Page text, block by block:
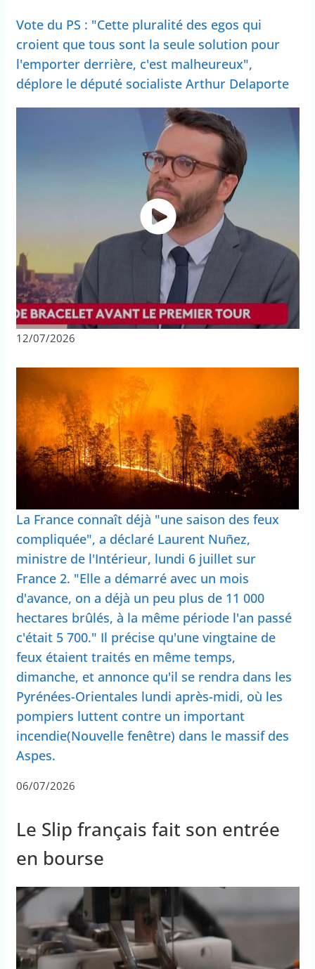
Vote du PS : "Cette pluralité des egos qui
croient que tous sont la seule solution pour
l'emporter derrière, c'est malheureux",
déplore le député socialiste Arthur Delaporte
12/07/2026
La France connaît déjà "une saison des feux
compliquée", a déclaré Laurent Nuñez,
ministre de l'Intérieur, lundi 6 juillet sur
France 2. "Elle a démarré avec un mois
d'avance, on a déjà un peu plus de 11 000
hectares brûlés, à la même période l'an passé
c'était 5 700." Il précise qu'une vingtaine de
feux étaient traités en même temps,
dimanche, et annonce qu'il se rendra dans les
Pyrénées-Orientales lundi après-midi, où les
pompiers luttent contre un important
incendie(Nouvelle fenêtre) dans le massif des
Aspes.
06/07/2026
Le Slip français fait son entrée
en bourse